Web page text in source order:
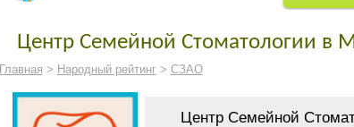
Центр Семейной Стоматологии в
Главная > Народный рейтинг> СЗАО
Центр Семейной